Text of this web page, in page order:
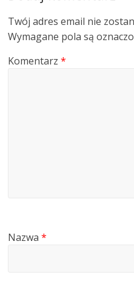
Twój adres email nie
Wymagane pola są
Komentarz*
Nazwa*